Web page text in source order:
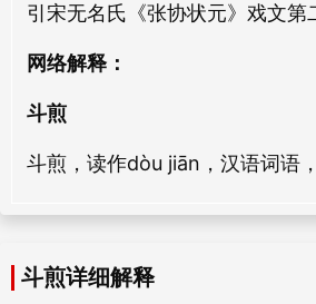
dòu jī
斗叟
dòu sǒu
斗火
dǒu kuāng
引宋无名氏《张协状元》戏文第
网络解释：
斗煎
斗煎，读作dòu jiān，汉语词语
斗煎详细解释